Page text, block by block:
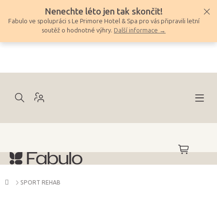
obsah
Nenechte léto jen tak skončit!
Fabulo ve spolupráci s Le Primore Hotel & Spa pro vás připravili letní
soutěž o hodnotné výhry. Další informace →
NÁKUPNÍ
KOŠÍK
Domů
SPORT REHAB